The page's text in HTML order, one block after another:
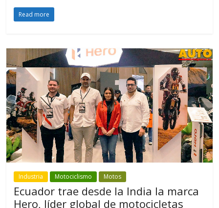
Read more
Industria Motociclismo Motos
Ecuador trae desde la India la marca
Hero, líder global de motocicletas